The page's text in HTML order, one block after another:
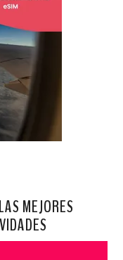
MEJORES